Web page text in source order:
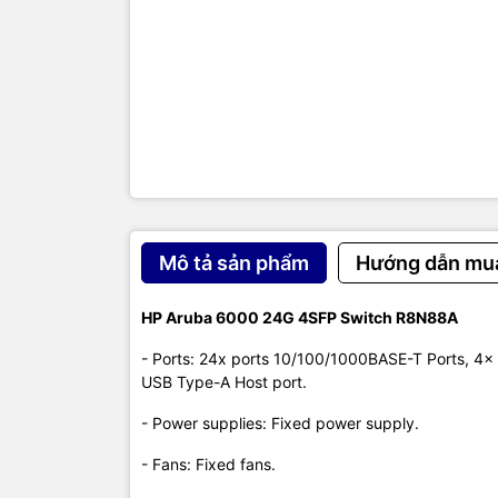
Mô tả sản phẩm Hướng dẫn
HP Aruba 6000 24G 4SFP Switch R8N88A
- Ports: 24x ports 10/100/1000BASE-T Ports, 4x
USB Type-A Host port.
- Power supplies: Fixed power supply.
- Fans: Fixed fans.
- Current:
- Power
-
TIC.VN–
chuyên
tivi, tủ
của doanh